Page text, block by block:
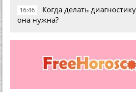
16:46
Когда делать
она нужна?